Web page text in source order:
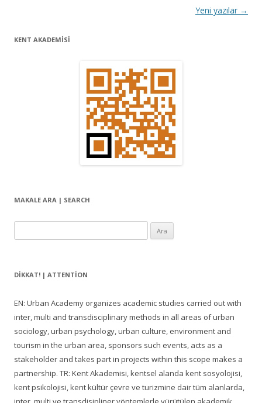
z
Yeni yazılar →
KENT AKADEMİSİ
MAKALE ARA | SEARCH
DIKKAT! | ATTENTION
EN: Urban Academy organizes academic studies carried out with
inter, multi and transdisciplinary methods in all areas of urban
sociology, urban psychology, urban culture, environment and
tourism in the urban area, sponsors such events, acts as a
stakeholder and takes part in projects within this scope makes a
partnership. TR: Kent Akademisi, kentsel alanda kent sosyolojisi,
kent psikolojisi, kent kültür çevre ve turizmine dair tüm alanlarda,